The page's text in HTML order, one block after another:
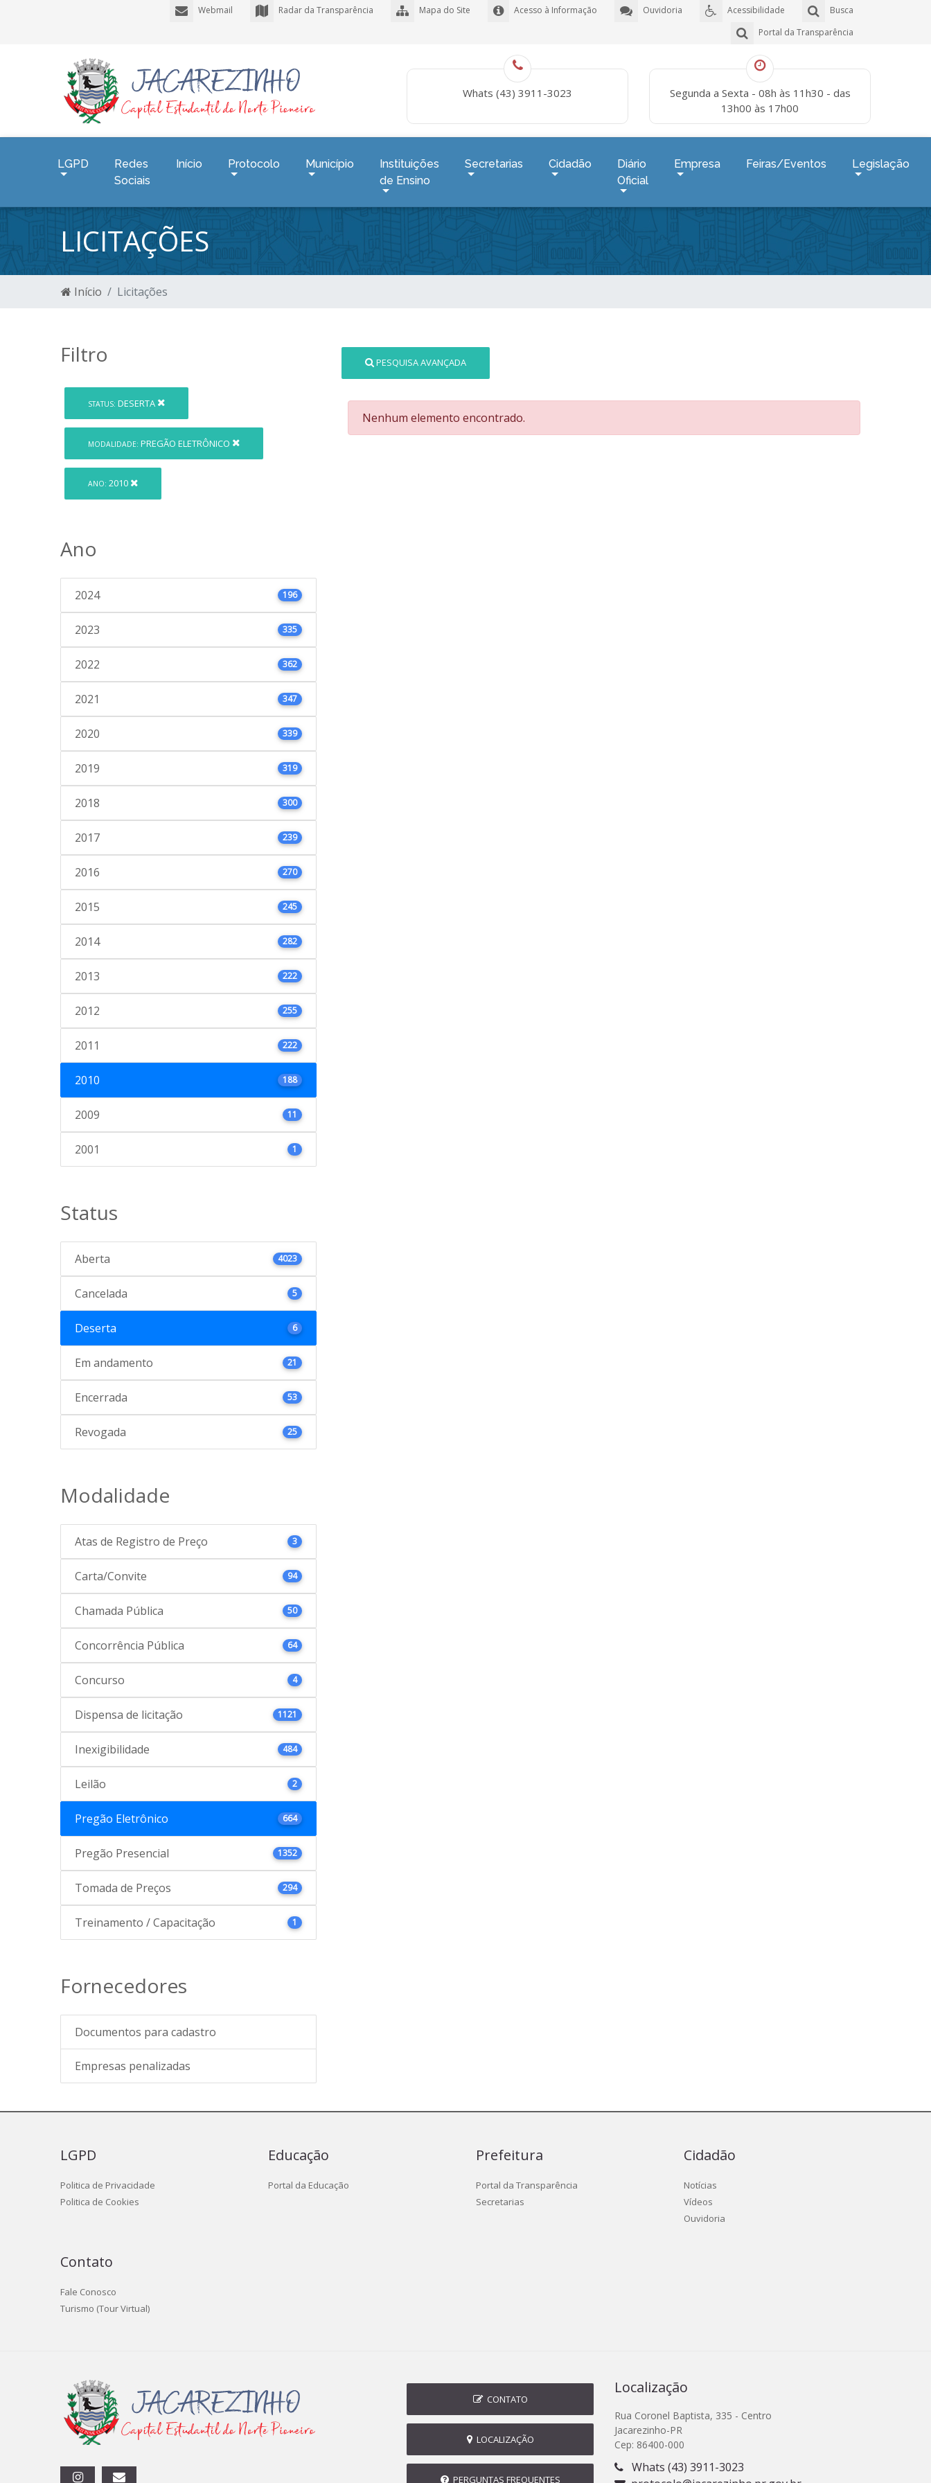
Busca
Acessibilidade
Ouvidoria
Acesso à Informação
Mapa do Site
Radar da Transparência
Webmail
Portal da Transparência
Whats (43) 3911-3023
Segunda a Sexta - 08h às 11h30 - das
13h00 às 17h00
LGPD
Redes
Sociais
Início Protocolo Município
Instituições
de Ensino
Secretarias Cidadão
Diário
Oficial
Empresa Feiras/Eventos Legislação
LICITAÇÕES
Início Licitações
Filtro
STATUS: DESERTA
MODALIDADE: PREGÃO ELETRÔNICO
ANO: 2010
Ano
2024 196
2023 335
2022 362
2021 347
2020 339
2019 319
2018 300
2017 239
2016 270
2015 245
2014 282
2013 222
2012 255
2011 222
2010 188
2009 11
2001 1
Status
Aberta 4023
Cancelada 5
Deserta 6
Em andamento 21
Encerrada 53
Revogada 25
Modalidade
Atas de Registro de Preço 3
Carta/Convite 94
Chamada Pública 50
Concorrência Pública 64
Concurso 4
Dispensa de licitação 1121
Inexigibilidade 484
Leilão 2
Pregão Eletrônico 664
Pregão Presencial 1352
Tomada de Preços 294
Treinamento / Capacitação 1
Fornecedores
Documentos para cadastro
Empresas penalizadas
PESQUISA AVANÇADA
Nenhum elemento encontrado.
LGPD
Politica de Privacidade
Politica de Cookies
Educação
Portal da Educação
Prefeitura
Portal da Transparência
Secretarias
Cidadão
Notícias
Vídeos
Ouvidoria
Contato
Fale Conosco
Turismo (Tour Virtual)
CONTATO
LOCALIZAÇÃO
PERGUNTAS FREQUENTES
Localização
Rua Coronel Baptista, 335 - Centro
Jacarezinho-PR
Cep: 86400-000
Whats (43) 3911-3023